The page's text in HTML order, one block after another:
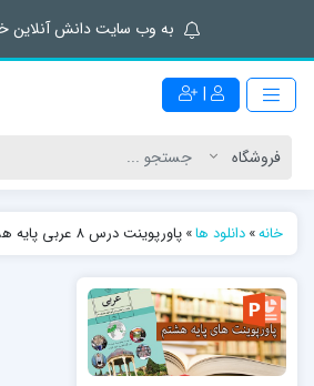
به وب سایت دانش آنلاین
|
خانه»دانلود ها»پاورپوینت درس 8 عربی پایه هشتم الِاعْتِمادُ عَلَی النَّفْسِ